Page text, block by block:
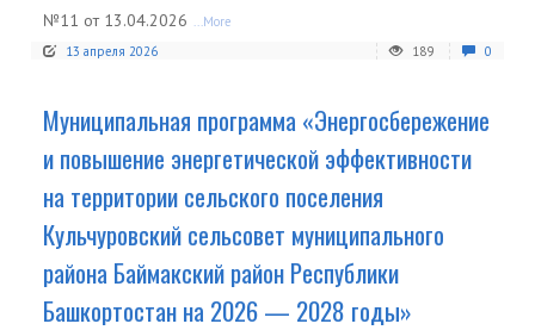
№11 от 13.04.2026 ...More
13 апреля 2026
189 0
Муниципальная программа «Энергосбережение
и повышение энергетической эффективности
на территории сельского поселения
Кульчуровский сельсовет муниципального
района Баймакский район Республики
Башкортостан на 2026 — 2028 годы»